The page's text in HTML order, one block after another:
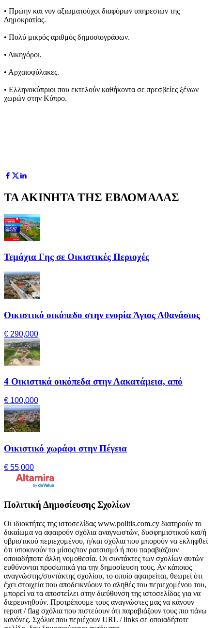
• Πρώην και νυν αξιωματούχοι διαφόρων υπηρεσιών της
Δημοκρατίας.
• Πολύ μικρός αριθμός δημοσιογράφων.
• Δικηγόροι.
• Αρχαιοφύλακες.
• Ελληνοκύπριοι που εκτελούν καθήκοντα σε πρεσβείες ξένων
χωρών στην Κύπρο.
ΤΑ ΑΚΙΝΗΤΑ ΤΗΣ ΕΒΔΟΜΑΔΑΣ
Τεμάχια Γης σε Οικιστικές Περιοχές
Οικιστικό οικόπεδο στην ενορία Άγιος Αθανάσιος
€ 290,000
4 Οικιστικά οικόπεδα στην Λακατάμεια, από
€ 100,000
Οικιστικό χωράφι στην Πέγεια
€ 55,000
Πολιτική Δημοσίευσης Σχολίων
Οι ιδιοκτήτες της ιστοσελίδας www.politis.com.cy διατηρούν το
δικαίωμα να αφαιρούν σχόλια αναγνωστών, δυσφημιστικού και/ή
υβριστικού περιεχομένου, ή/και σχόλια που μπορούν να εκληφθεί
ότι υποκινούν το μίσος/τον ρατσισμό ή που παραβιάζουν
οποιαδήποτε άλλη νομοθεσία. Οι συντάκτες των σχολίων αυτών
ευθύνονται προσωπικά για την δημοσίευση τους. Αν κάποιος
αναγνώστης/συντάκτης σχολίου, το οποίο αφαιρείται, θεωρεί ότι
έχει στοιχεία που αποδεικνύουν το αληθές του περιεχομένου του,
μπορεί να τα αποστείλει στην διεύθυνση της ιστοσελίδας για να
διερευνηθούν. Προτρέπουμε τους αναγνώστες μας να κάνουν
report / flag σχόλια που πιστεύουν ότι παραβιάζουν τους πιο πάνω
κανόνες. Σχόλια που περιέχουν URL / links σε οποιαδήποτε